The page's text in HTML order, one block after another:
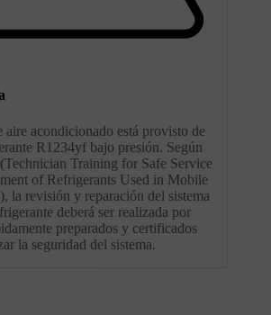
aire acondicionado está provisto de
R1234yf bajo presión. Según
Training for Safe Service
of Refrigerants Used in Mobile
la revisión y reparación del sistema
deberá ser realizada por
preparados y certificados
la seguridad del sistema.